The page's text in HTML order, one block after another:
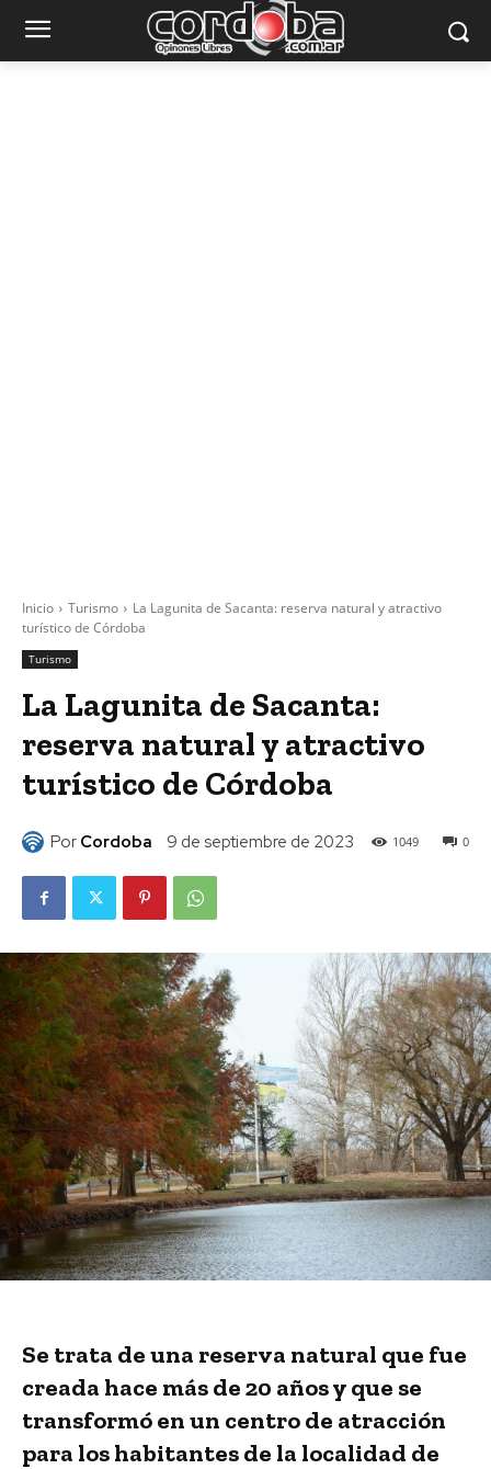
Inicio Turismo
La Lagunita de Sacanta: reserva natural y atractivo
turístico de Córdoba
Turismo
La Lagunita de Sacanta:
reserva natural y atractivo
turístico de Córdoba
Por Cordoba 9 de septiembre de 2023 0
1049
Se trata de una reserva natural que fue
creada hace más de 20 años y que se
transformó en un centro de atracción
para los habitantes de la localidad de